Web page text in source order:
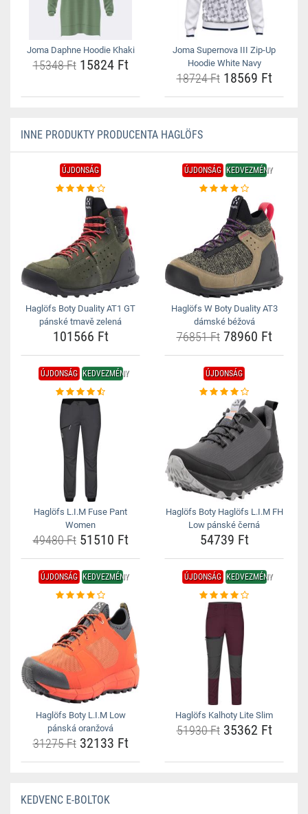
Joma Daphne Hoodie Khaki
15348 Ft15824 Ft
Joma Supernova III Zip-Up
Hoodie White Navy
18724 Ft18569 Ft
INNE PRODUKTY PRODUCENTA HAGLÖFS
ÚJDONSÁG
Haglöfs Boty Duality AT1 GT
pánské tmavě zelená
101566 Ft
ÚJDONSÁG KEDVEZMÉNY
Haglöfs W Boty Duality AT3
dámské béžová
76851 Ft78960 Ft
ÚJDONSÁG KEDVEZMÉNY
Haglöfs L.I.M Fuse Pant
Women
49480 Ft51510 Ft
ÚJDONSÁG
Haglöfs Boty Haglöfs L.I.M FH
Low pánské černá
54739 Ft
ÚJDONSÁG KEDVEZMÉNY
Haglöfs Boty L.I.M Low
pánská oranžová
31275 Ft32133 Ft
ÚJDONSÁG KEDVEZMÉNY
Haglöfs Kalhoty Lite Slim
51930 Ft35362 Ft
KEDVENC E-BOLTOK